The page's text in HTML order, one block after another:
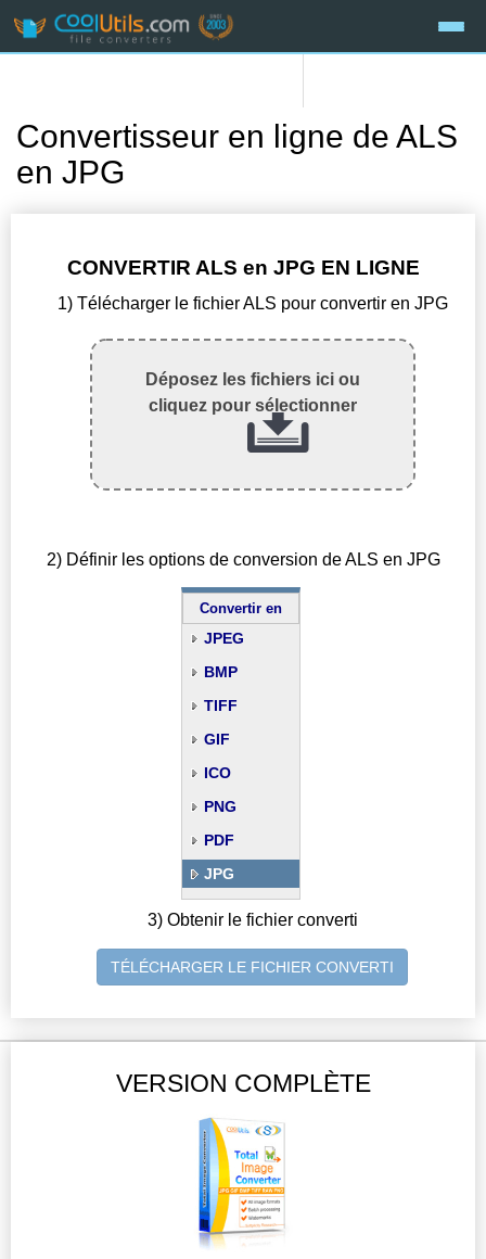
Convertisseur en ligne de ALS
en JPG
CONVERTIR ALS en JPG EN LIGNE
1) Télécharger le fichier ALS pour convertir en JPG
Déposez les fichiers ici ou
cliquez pour sélectionner
2) Définir les options de conversion de ALS en JPG
Convertir en
JPEG
BMP
TIFF
GIF
ICO
PNG
PDF
JPG
3) Obtenir le fichier converti
TÉLÉCHARGER LE FICHIER CONVERTI
VERSION COMPLÈTE